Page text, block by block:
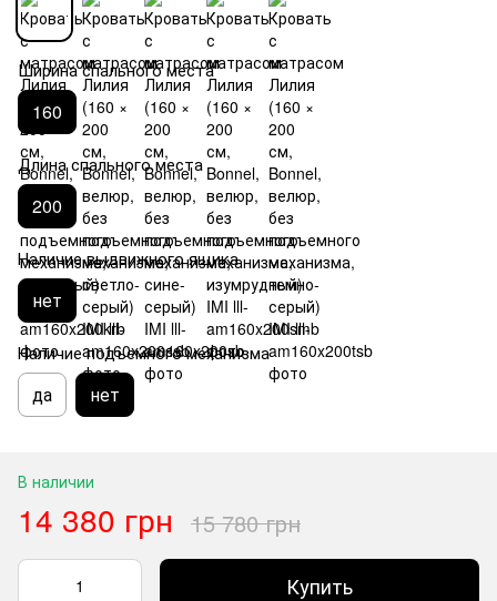
Ширина спального места
160
Длина спального места
200
Наличие выдвижного ящика
нет
Наличие подъемного механизма
да нет
В наличии
14 380 грн 15 780 грн
Купить